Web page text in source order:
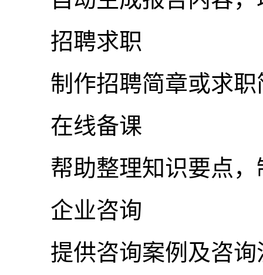
招聘求职
制作招聘简章或求职
在线备课
帮助整理知识要点，
企业咨询
提供咨询案例及咨询